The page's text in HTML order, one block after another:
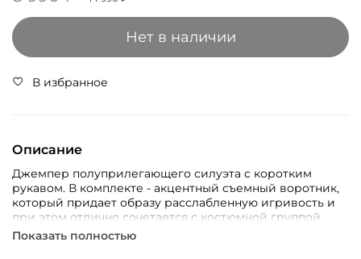
Нет в наличии
В избранное
Описание
Джемпер полуприлегающего силуэта с коротким
рукавом. В комплекте - акцентный съемный воротник,
который придает образу расслабленную игривость и
при этом отлично сочетается с костюмной группой.
Показать полностью